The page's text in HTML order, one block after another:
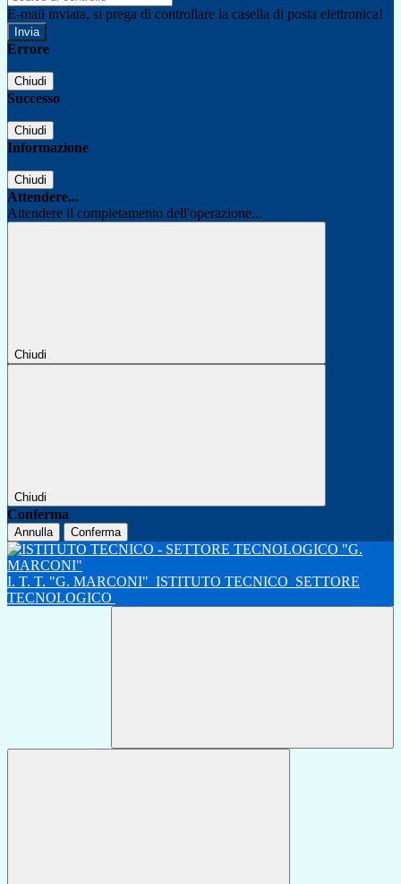
E-mail inviata, si prega di controllare la casella di posta elettronica!
Errore
Chiudi
Successo
Chiudi
Informazione
Chiudi
Attendere...
Attendere il completamento dell'operazione...
Chiudi
Chiudi
Conferma
Annulla Conferma
I. T. T. "G. MARCONI" ISTITUTO TECNICO SETTORE
TECNOLOGICO